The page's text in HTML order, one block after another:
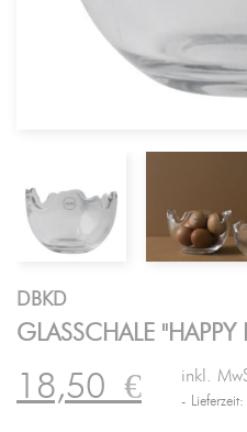
DBKD
GLASSCHALE "HAPPY
18,50€ inkl.